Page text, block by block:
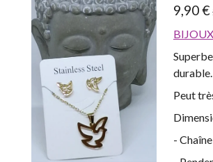
9,90 €
durable.
Peut
-